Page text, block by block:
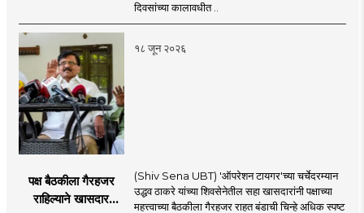
दिवसांच्या कालावधीत ..
१८ जून २०२६
पक्ष बैठकीला गैरहजर
राहिल्याने खासदार
(Shiv Sena UBT) 'ऑपरेशन टायगर'च्या चर्चेदरम्यान
उद्धव ठाकरे यांच्या शिवसेनेतील सहा खासदारांनी पक्षाच्या
महत्त्वाच्या बैठकीला गैरहजर राहत बंडाची चिन्हे अधिक स्पष्ट